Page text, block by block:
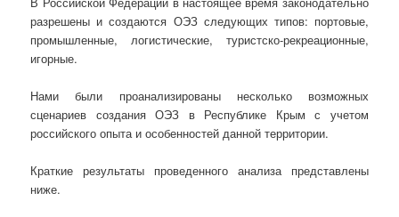
разрешены и создаются ОЭЗ следующих типов: портовые,
промышленные, логистические, туристско-рекреационные,
игорные.
Нами были проанализированы несколько возможных
сценариев создания ОЭЗ в Республике Крым с учетом
российского опыта и особенностей данной территории.
Краткие результаты проведенного анализа представлены
ниже.